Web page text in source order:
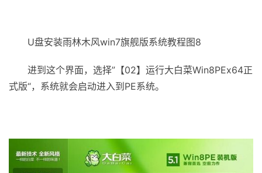
U盘安装雨林木风win7旗舰版系统教程图8
进到这个界面，选择”【02】运行大白菜Win8PEx64正
式版“，系统就会启动进入到PE系统。